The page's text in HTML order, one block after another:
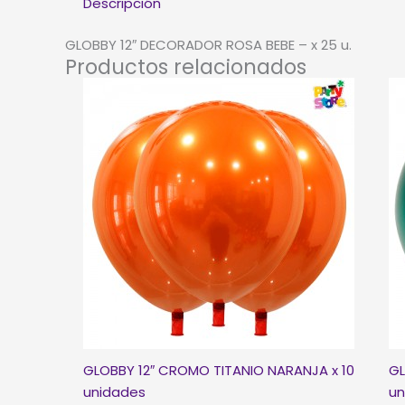
GLOBBY 12″ DECORADOR ROSA BEBE – x 25 u.
Productos relacionados
GLOBBY 12″ CROMO TITANIO NARANJA x 10
unidades